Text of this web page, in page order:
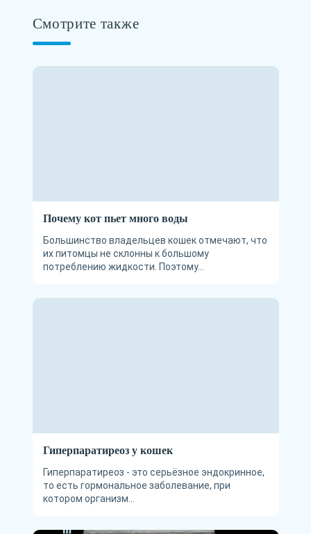
Смотрите также
Почему кот пьет много воды
Большинство владельцев кошек отмечают, что
их питомцы не склонны к большому
потреблению жидкости. Поэтому...
Гиперпаратиреоз у кошек
Гиперпаратиреоз - это серьёзное эндокринное,
то есть гормональное заболевание, при
котором организм...